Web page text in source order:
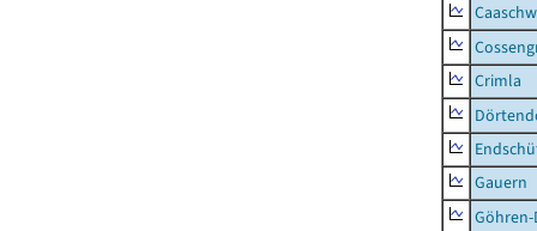
Crimla
Gauern